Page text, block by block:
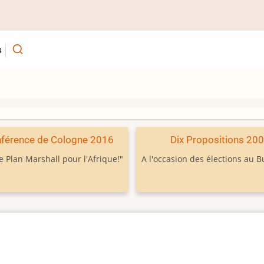
de Cologne 2016
Plan Marshall pour l'Afrique!"
Dix Propositions
A l'occasion des élections au